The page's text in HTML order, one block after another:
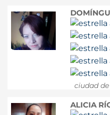
ciudad
ALICIA